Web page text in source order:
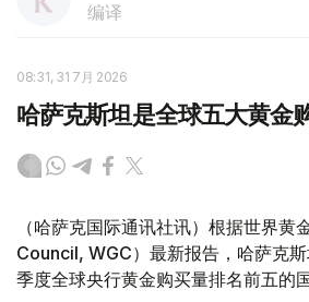
编译
08:31, 31 7月 2026
哈萨克斯坦是全球五大黄金
（哈萨克国际通讯社讯）根据世界
Council, WGC）最新报告，哈萨克
季度全球央行黄金购买量排名前五的